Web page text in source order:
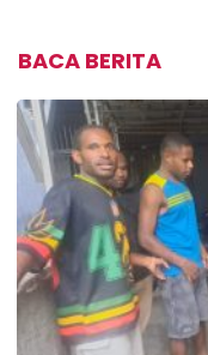
BACA BERITA